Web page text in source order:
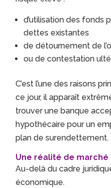
d’utilisation des fonds
dettes existantes
de détournement de
ou de contestation
C’est l’une des raisons
ce jour, il apparaît
trouver une banque
hypothécaire pour un
plan de surendettement.
Une réalité de
Au-delà du cadre
économique.